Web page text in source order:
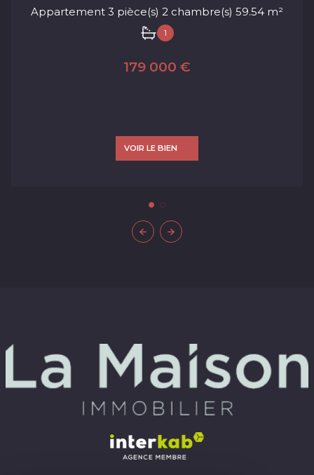
Appartement 3 pièce(s) 2 chambre(s) 59.54 m²
1
179 000 €
VOIR LE BIEN